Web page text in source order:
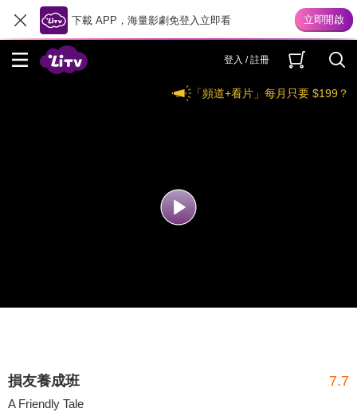
下載 APP，海量影劇免登入立即看
登入 / 註冊
「頻道+看片」每月只要 $199？
損友養成班 7.7
A Friendly Tale